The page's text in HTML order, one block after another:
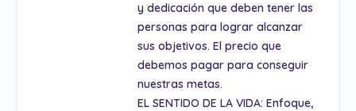
y dedicación que deben tener las
personas para lograr alcanzar
sus objetivos. El precio que
debemos pagar para conseguir
nuestras metas.
EL SENTIDO DE LA VIDA: Enfoque,